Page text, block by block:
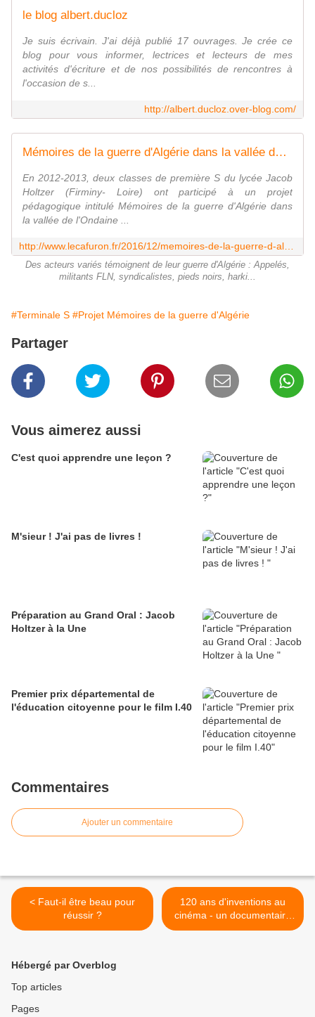
le blog albert.ducloz
Je suis écrivain. J'ai déjà publié 17 ouvrages. Je crée ce
blog pour vous informer, lectrices et lecteurs de mes
activités d'écriture et de nos possibilités de rencontres à
l'occasion de s...
http://albert.ducloz.over-blog.com/
Mémoires de la guerre d'Algérie dans la vallée de l'Ondaine : le film en ligne - Le cafuron
En 2012-2013, deux classes de première S du lycée Jacob
Holtzer (Firminy- Loire) ont participé à un projet
pédagogique intitulé Mémoires de la guerre d'Algérie dans
la vallée de l'Ondaine ...
Des acteurs variés témoignent de leur guerre d'Algérie : Appelés,
militants FLN, syndicalistes, pieds noirs, harki...
#Terminale S #Projet Mémoires de la guerre d'Algérie
Partager
Vous aimerez aussi
C'est quoi apprendre une leçon ?
M'sieur ! J'ai pas de livres !
Préparation au Grand Oral : Jacob
Holtzer à la Une
Premier prix départemental de
l'éducation citoyenne pour le film I.40
Commentaires
Ajouter un commentaire
< Faut-il être beau pour
réussir ?
120 ans d'inventions au
cinéma - un documentaire
de Stan Neumann >
Hébergé par Overblog
Top articles
Pages